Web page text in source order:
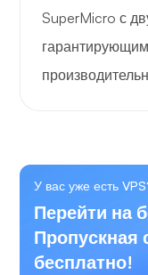
SuperMicro с
У вас уже есть
Перейти на
Пропускная
бесплатно!